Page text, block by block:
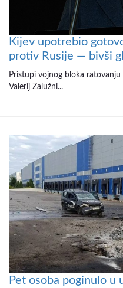
Kijev upotrebio
protiv Rusije — bivši
Pristupi vojnog bloka
Valerij Zalužni...
Pet osoba poginulo u